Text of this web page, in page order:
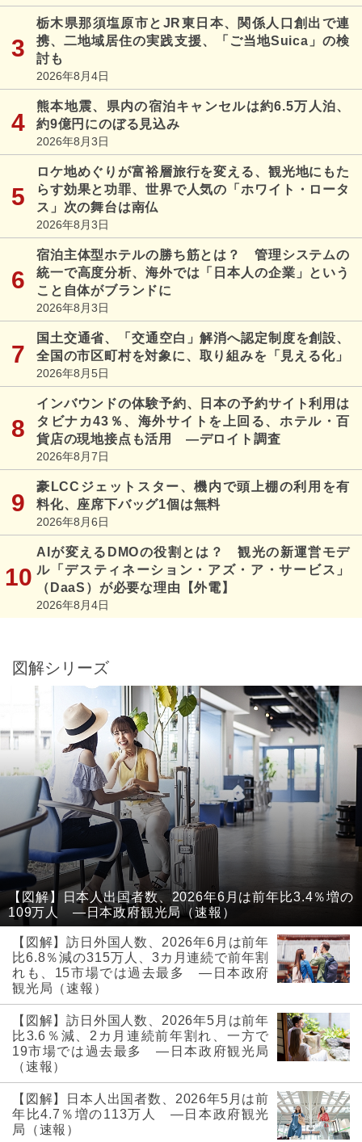
栃木県那須塩原市とJR東日本、関係人口創出で連
携、二地域居住の実践支援、「ご当地Suica」の検
討も
2026年8月4日
熊本地震、県内の宿泊キャンセルは約6.5万人泊、
約9億円にのぼる見込み
2026年8月3日
ロケ地めぐりが富裕層旅行を変える、観光地にもた
らす効果と功罪、世界で人気の「ホワイト・ロータ
ス」次の舞台は南仏
2026年8月3日
宿泊主体型ホテルの勝ち筋とは？ 管理システムの
統一で高度分析、海外では「日本人の企業」という
こと自体がブランドに
2026年8月3日
国土交通省、「交通空白」解消へ認定制度を創設、
全国の市区町村を対象に、取り組みを「見える化」
2026年8月5日
インバウンドの体験予約、日本の予約サイト利用は
タビナカ43％、海外サイトを上回る、ホテル・百
貨店の現地接点も活用 ―デロイト調査
2026年8月7日
豪LCCジェットスター、機内で頭上棚の利用を有
料化、座席下バッグ1個は無料
2026年8月6日
AIが変えるDMOの役割とは？ 観光の新運営モデ
ル「デスティネーション・アズ・ア・サービス」
（DaaS）が必要な理由【外電】
2026年8月4日
図解シリーズ
【図解】日本人出国者数、2026年6月は前年比3.4％増の
109万人 ―日本政府観光局（速報）
【図解】訪日外国人数、2026年6月は前年
比6.8％減の315万人、3カ月連続で前年割
れも、15市場では過去最多 ―日本政府
観光局（速報）
【図解】訪日外国人数、2026年5月は前年
比3.6％減、2カ月連続前年割れ、一方で
19市場では過去最多 ―日本政府観光局
（速報）
【図解】日本人出国者数、2026年5月は前
年比4.7％増の113万人 ―日本政府観光
局（速報）